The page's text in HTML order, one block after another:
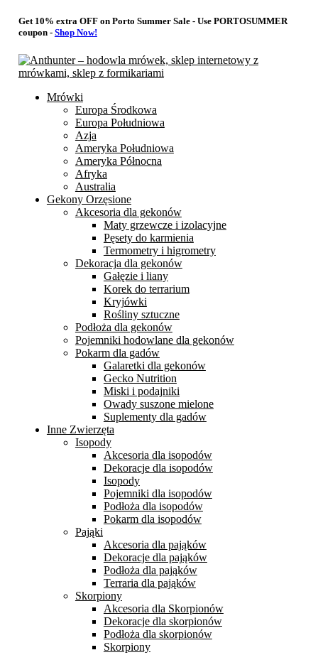
Get 10% extra OFF on Porto Summer Sale - Use PORTOSUMMER
coupon - Shop Now!
Mrówki
Europa Środkowa
Europa Południowa
Azja
Ameryka Południowa
Ameryka Północna
Afryka
Australia
Gekony Orzęsione
Akcesoria dla gekonów
Maty grzewcze i izolacyjne
Pęsety do karmienia
Termometry i higrometry
Dekoracja dla gekonów
Gałęzie i liany
Korek do terrarium
Kryjówki
Rośliny sztuczne
Podłoża dla gekonów
Pojemniki hodowlane dla gekonów
Pokarm dla gadów
Galaretki dla gekonów
Gecko Nutrition
Miski i podajniki
Owady suszone mielone
Suplementy dla gadów
Inne Zwierzęta
Isopody
Akcesoria dla isopodów
Dekoracje dla isopodów
Isopody
Pojemniki dla isopodów
Podłoża dla isopodów
Pokarm dla isopodów
Pająki
Akcesoria dla pająków
Dekoracje dla pająków
Podłoża dla pająków
Terraria dla pająków
Skorpiony
Akcesoria dla Skorpionów
Dekoracje dla skorpionów
Podłoża dla skorpionów
Skorpiony